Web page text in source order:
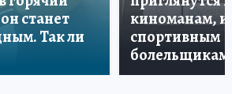
станет
Так ли
киноманам, и
спортивным
болельщикам